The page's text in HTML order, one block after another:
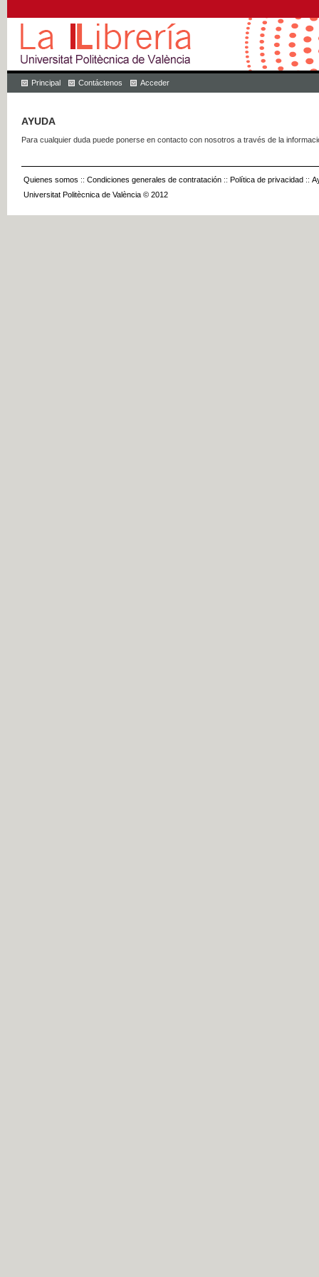
Principal Contáctenos Acceder
AYUDA
Para cualquier duda puede ponerse en contacto con nosotros a través de la
Quienes somos :: Condiciones generales de contratación :: Política de privacidad ::
Universitat Politècnica de València © 2012